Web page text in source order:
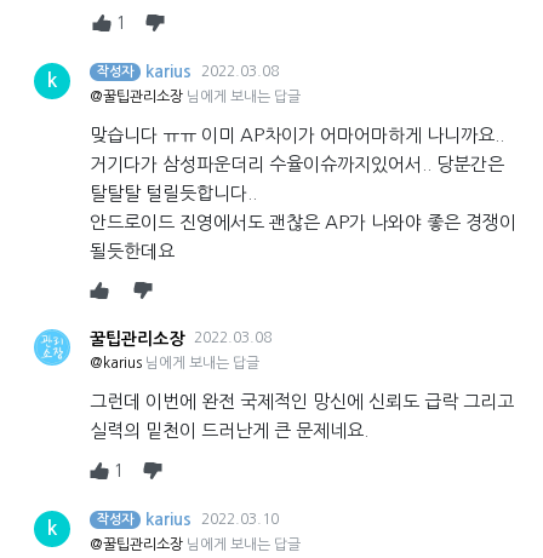
1
k 작성자 karius
2022.03.08
@꿀팁관리소장 님에게 보내는 답글
맞습니다 ㅠㅠ 이미 AP차이가 어마어마하게 나니까요..
거기다가 삼성파운더리 수율이슈까지있어서.. 당분간은
탈탈탈 털릴듯합니다..
안드로이드 진영에서도 괜찮은 AP가 나와야 좋은 경쟁이
될듯한데요
꿀팁관리소장
2022.03.08
@karius 님에게 보내는 답글
그런데 이번에 완전 국제적인 망신에 신뢰도 급락 그리고
실력의 밑천이 드러난게 큰 문제네요.
1
k 작성자 karius
2022.03.10
@꿀팁관리소장 님에게 보내는 답글